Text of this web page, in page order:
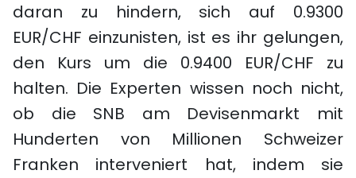
daran zu hindern, sich auf 0.9300
EUR/CHF einzunisten, ist es ihr gelungen,
den Kurs um die 0.9400 EUR/CHF zu
halten. Die Experten wissen noch nicht,
ob die SNB am Devisenmarkt mit
Hunderten von Millionen Schweizer
Franken interveniert hat, indem sie